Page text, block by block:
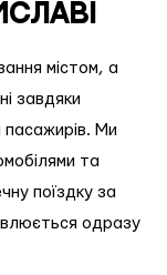
містом, а
завдяки
пасажирів. Ми
та
поїздку за
одразу